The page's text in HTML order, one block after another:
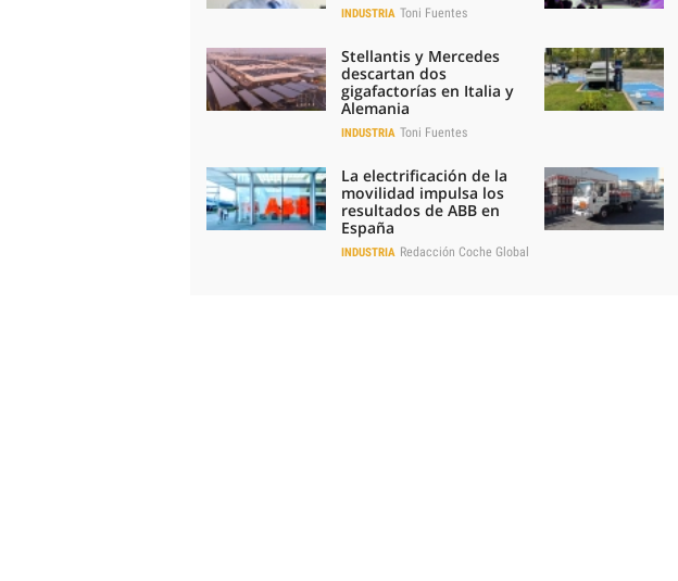
INDUSTRIA Toni Fuentes
Stellantis y Mercedes
descartan dos
gigafactorías en Italia y
Alemania
INDUSTRIA Toni Fuentes
La electrificación de la
movilidad impulsa los
resultados de ABB en
España
INDUSTRIA Redacción Coche Global